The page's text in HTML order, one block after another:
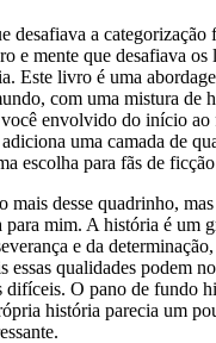
desafiava a categorização
e mente que desafiava os
Este livro é uma
com uma mistura de
envolvido do início
uma camada de
escolha para fãs de
mais desse quadrinho,
para mim. A história é um
e da
essas qualidades podem
difíceis. O pano de fundo
história parecia um